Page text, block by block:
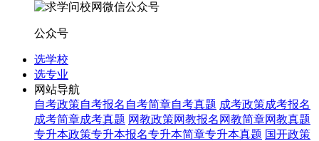
公众号
选学校
选专业
网站导航
自考政策自考报名 自考简章自考真题 成考政策成考报名
成考简章成考真题 网教政策网教报名 网教简章网教真题
专升本政策专升本报名专升本简章专升本真题 国开政策